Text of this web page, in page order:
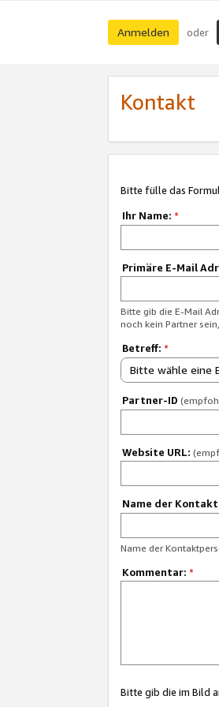
Anmelden oder
Kontakt
Bitte fülle das
Ihr Name: *
Primäre E-Mail
Bitte gib die E-Mail
noch kein Partner
Betreff: *
Bitte wähle eine
Partner-ID
Website URL:
Name der
Name der
Kommentar: *
Bitte gib die im Bild